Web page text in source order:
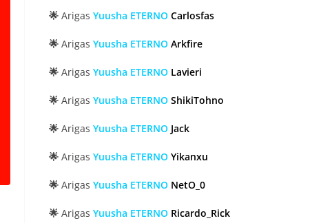
🌟 Arigas Yuusha ETERNO Carlosfas
🌟 Arigas Yuusha ETERNO Arkfire
🌟 Arigas Yuusha ETERNO Lavieri
🌟 Arigas Yuusha ETERNO ShikiTohno
🌟 Arigas Yuusha ETERNO Jack
🌟 Arigas Yuusha ETERNO Yikanxu
🌟 Arigas Yuusha ETERNO NetO_0
🌟 Arigas Yuusha ETERNO Ricardo_Rick